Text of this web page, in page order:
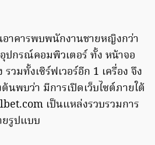
อาคารพบพนักงานชายหญิงกว่า
ปกรณ์คอมพิวเตอร์ ทั้ง หน้าจอ
วมทั้งเซิร์ฟเวอร์อีก 1 เครื่อง จึง
นพบว่า มีการเปิดเว็บไซต์ภายใต้
เป็นแหล่งรวบรวมการ
รูปแบบ